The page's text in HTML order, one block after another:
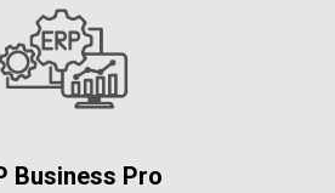
Business Pro